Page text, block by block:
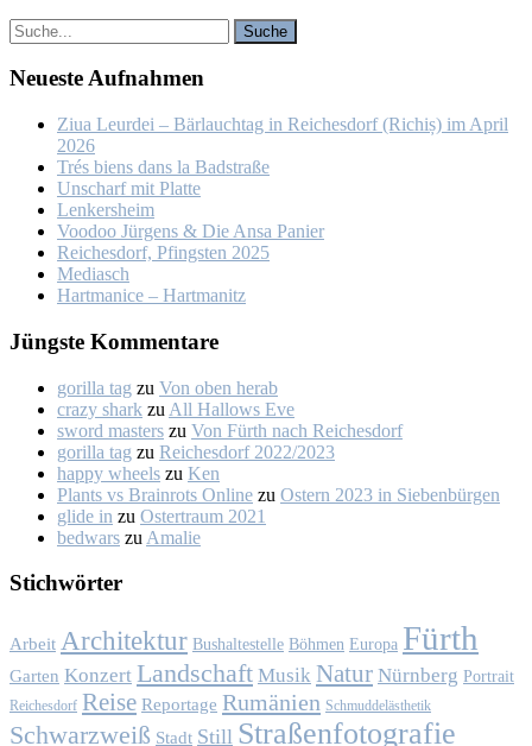
Neu­es­te Auf­nah­men
Ziua Leur­dei – Bär­lauch­tag in Rei­ches­dorf (Ri­chiș) im April
2026
Trés biens dans la Bad­stra­ße
Un­scharf mit Plat­te
Len­kers­heim
Voo­doo Jür­gens & Die An­sa Pa­nier
Rei­ches­dorf, Pfings­ten 2025
Me­dia­sch
Hart­ma­nice – Hart­ma­nitz
Jüngs­te Kom­men­ta­re
gorilla tag zu Von oben her­ab
crazy shark zu All Hal­lows Eve
sword masters zu Von Fürth nach Rei­ches­dorf
gorilla tag zu Rei­ches­dorf 2022/2023
happy wheels zu Ken
Plants vs Brainrots Online zu Os­tern 2023 in Sie­ben­bür­gen
glide in zu Os­ter­traum 2021
bedwars zu Ama­lie
Stich­wör­ter
Arbeit Architektur Bushaltestelle Böhmen Europa Fürth
Garten Konzert Landschaft Musik Natur Nürnberg Portrait
Reichesdorf Reise Reportage Rumänien Schmuddelästhetik
Schwarzweiß Stadt Still Straßenfotografie